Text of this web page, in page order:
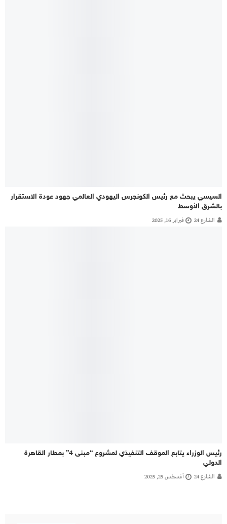
السيسي يبحث مع رئيس الكونجرس اليهودي العالمي جهود عودة الاستقرار
بالشرق الأوسط
الشارع 24 فبراير 16, 2025
رئيس الوزراء يتابع الموقف التنفيذي لمشروع “مبنى 4” بمطار القاهرة
الدولي
الشارع 24 أغسطس 25, 2025